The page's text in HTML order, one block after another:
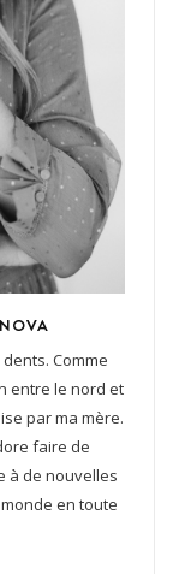
Comme
entre le nord et
par ma mère.
faire de
à de nouvelles
en toute